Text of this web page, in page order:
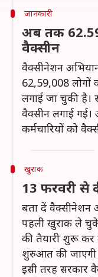
जानकारी
अब तक
वैक्सीन
वैक्सीनेशन
62,59,008 लोगों
लगाई जा चुकी है।
वैक्सीन लगाई गई।
कर्मचारियों को
खुराक
13 फरवरी से
बता दें वैक्सीनेशन
पहली खुराक ले चुके
की तैयारी शुरू कर
शुरुआत की
इसी तरह सरकार